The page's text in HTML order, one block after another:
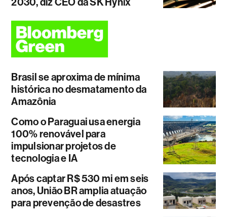
Brasil se aproxima de mínima
histórica no desmatamento da
Amazônia
Como o Paraguai usa energia
100% renovável para
impulsionar projetos de
tecnologia e IA
Após captar R$ 530 mi em seis
anos, União BR amplia atuação
para prevenção de desastres